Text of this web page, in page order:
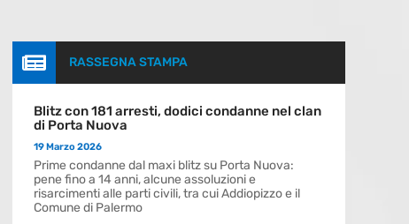
 RASSEGNA STAMPA
Blitz con 181 arresti, dodici condanne nel clan
di Porta Nuova
19 Marzo 2026
Prime condanne dal maxi blitz su Porta Nuova:
pene fino a 14 anni, alcune assoluzioni e
risarcimenti alle parti civili, tra cui Addiopizzo e il
Comune di Palermo